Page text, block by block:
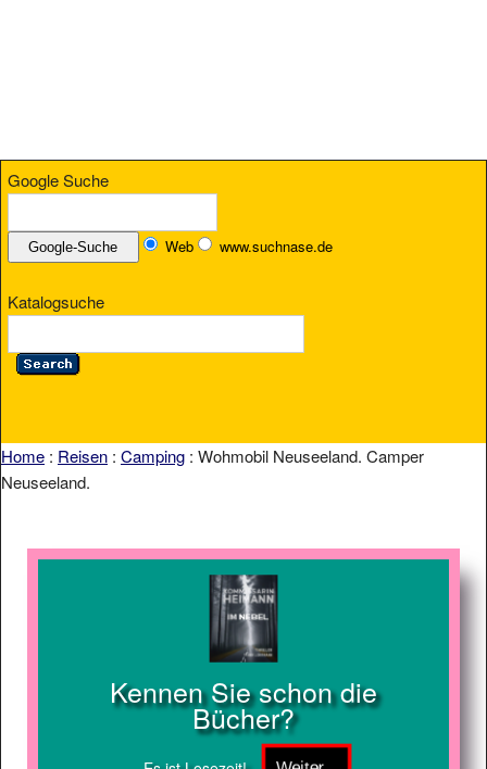
Google Suche
Web www.suchnase.de
Katalogsuche
Home : Reisen : Camping : Wohmobil Neuseeland. Camper
Neuseeland.
Kennen Sie schon die
Bücher?